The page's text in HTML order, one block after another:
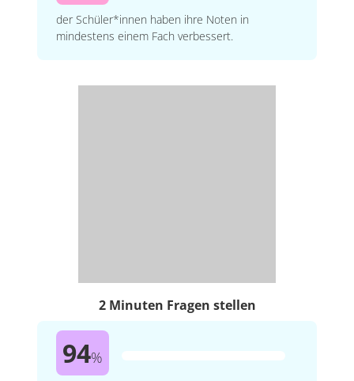
der Schüler*innen haben ihre Noten in
mindestens einem Fach verbessert.
2 Minuten Fragen stellen
94%